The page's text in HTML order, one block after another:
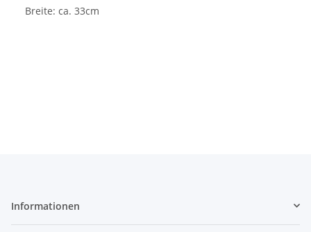
Breite: ca. 33cm
Informationen